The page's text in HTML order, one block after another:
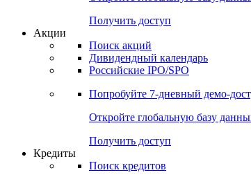
Попробуйте7-дневный
Откройте глобальную базу данных
Получить доступ
Акции
Поиск акций
Дивидендный календарь
Российские IPO/SPO
Попробуйте7-дневный
Откройте глобальную базу данных